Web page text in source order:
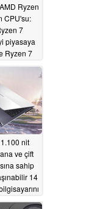
Ryzen
CPU'su:
7
piyasaya
Ryzen 7
geri
nit
ve çift
sahip
14